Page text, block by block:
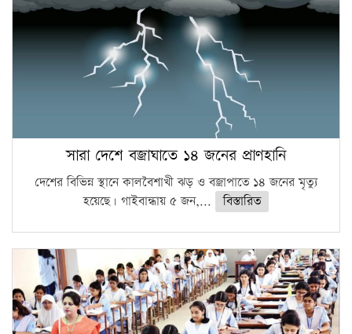
সারা দেশে বজ্রাঘাতে ১৪ জনের প্রাণহানি
দেশের বিভিন্ন স্থানে কালবৈশাখী ঝড় ও বজ্রাপাতে ১৪ জনের মৃত্যু
হয়েছে। গাইবান্ধায় ৫ জন,...
বিস্তারিত